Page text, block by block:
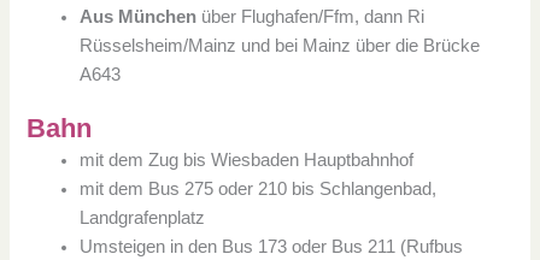
Aus München über Flughafen/Ffm, dann Ri
Rüsselsheim/Mainz und bei Mainz über die Brücke
A643
Bahn
mit dem Zug bis Wiesbaden Hauptbahnhof
mit dem Bus 275 oder 210 bis Schlangenbad,
Landgrafenplatz
Umsteigen in den Bus 173 oder Bus 211 (Rufbus